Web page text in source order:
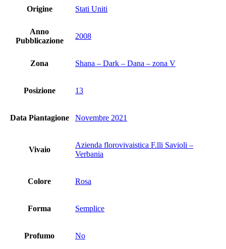
Origine Stati Uniti
Anno
Pubblicazione
2008
Zona Shana – Dark – Dana – zona V
Posizione 13
Data Piantagione Novembre 2021
Vivaio
Azienda florovivaistica F.lli Savioli –
Verbania
Colore Rosa
Forma Semplice
Profumo No